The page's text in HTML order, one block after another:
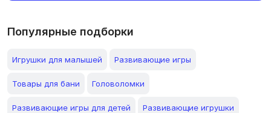
Популярные подборки
Игрушки для малышей Развивающие игры
Товары для бани Головоломки
Развивающие игры для детей Развивающие игрушки